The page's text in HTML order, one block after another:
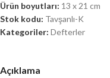
Ürün boyutları: 13 x 21 cm
Stok kodu: Tavşanlı-K
Kategoriler: Defterler
Açıklama